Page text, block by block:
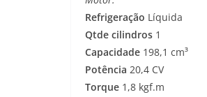
Refrigeração Líquida
Qtde cilindros 1
Capacidade 198,1 cm³
Potência 20,4 CV
Torque 1,8 kgf.m